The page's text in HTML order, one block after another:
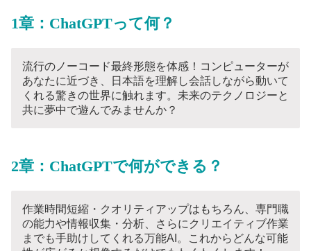
1章：ChatGPTって何？
流行のノーコード最終形態を体感！コンピューターが
あなたに近づき、日本語を理解し会話しながら動いて
くれる驚きの世界に触れます。未来のテクノロジーと
共に夢中で遊んでみませんか？
2章：ChatGPTで何ができる？
作業時間短縮・クオリティアップはもちろん、専門職
の能力や情報収集・分析、さらにクリエイティブ作業
までも手助けしてくれる万能AI。これからどんな可能